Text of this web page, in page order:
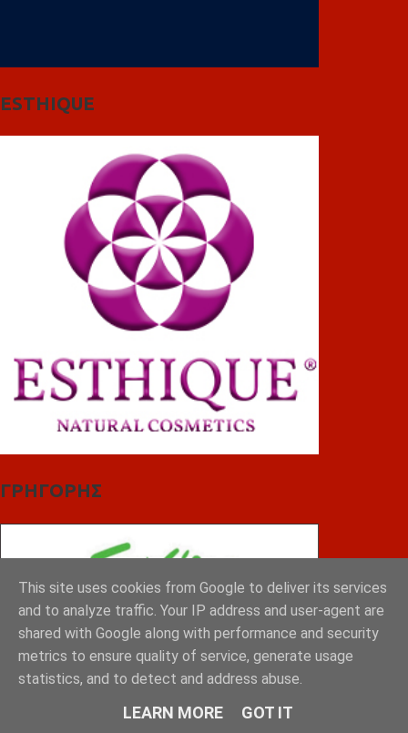
ESTHIQUE
ΓΡΗΓΟΡΗΣ
This site uses cookies from Google to deliver its services
and to analyze traffic. Your IP address and user-agent are
shared with Google along with performance and security
metrics to ensure quality of service, generate usage
statistics, and to detect and address abuse.
LEARN MORE GOT IT